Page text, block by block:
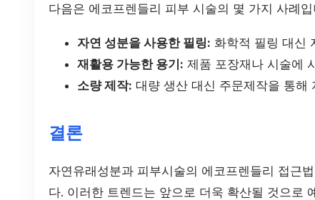
다음은 에코프렌들리 피부 시술의 몇 가지 사례입
자연 성분을 사용한 필링: 화학적 필링 대신
재활용 가능한 용기: 제품 포장재나 시술에
소량 제작: 대량 생산 대신 주문제작을 통해
결론
자연유래성분과 피부시술의 에코프렌들리 접근
다. 이러한 트렌드는 앞으로 더욱 확산될 것으로